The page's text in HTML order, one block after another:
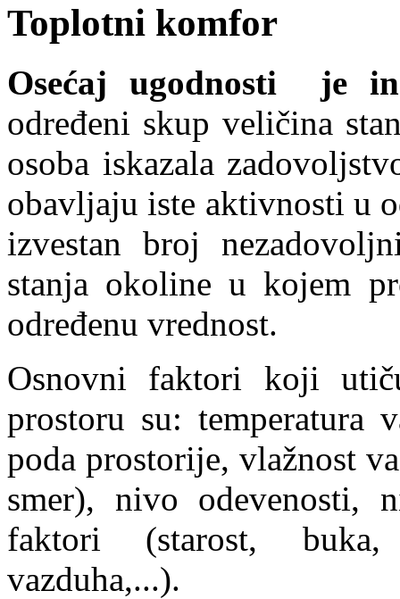
Toplotni komfor
Osećaj ugodnosti je
određeni skup veličina
osoba iskazala
obavljaju iste aktivnosti u
izvestan broj
stanja okoline u kojem
određenu vrednost.
Osnovni faktori koji
prostoru su: temperatura
poda prostorije, vlažnost
smer), nivo odevenosti,
faktori (starost, buka,
vazduha,...).